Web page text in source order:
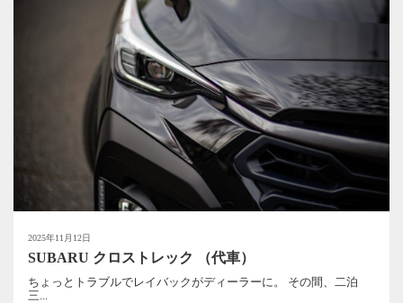
2025年11月12日
SUBARU クロストレック （代車）
ちょっとトラブルでレイバックがディーラーに。 その間、二泊
三...